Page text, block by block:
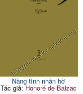
Nàng tình nhân hờ
Tác giả:Honoré de Balzac